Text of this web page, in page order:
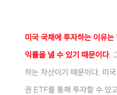
미국 국채에 투자하는 이유
익률을 낼 수 있기 때문이다.
하는 자산이기 때문이다. 미
권 ETF를 통해 투자할 수 있